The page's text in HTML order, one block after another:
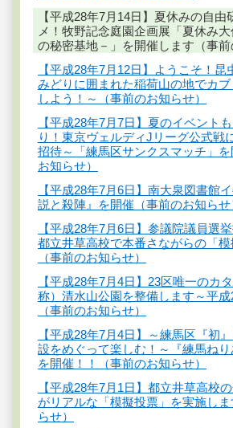
【平成28年7月14日】夏休みの自由
メ！牧野記念庭園企画展「夏休み
の秘密基地－」を開催します（事前
【平成28年7月12日】ようこそ！昆
みどりに囲まれた稲荷山の地でカブ
しよう！～（事前のお知らせ）
【平成28年7月7日】夏のイベント
り！東京ヴェルディJリーグ公式戦
招待～「練馬区サンクスマッチ」
お知らせ）
【平成28年7月6日】南大泉図書館
説と殺陣』を開催（事前のお知らせ
【平成28年7月6日】参議院議員選
都立井草高校で本番さながらの「
（事前のお知らせ）
【平成28年7月4日】23区唯一のカ
称）清水山公園を整備します～平成
（事前のお知らせ）
【平成28年7月4日】～練馬区『初
設をめぐって楽しむ！～『練馬ねり
を開催！！（事前のお知らせ）
【平成28年7月1日】都立井草高校
がリアルな「模擬投票」を実施し
らせ）